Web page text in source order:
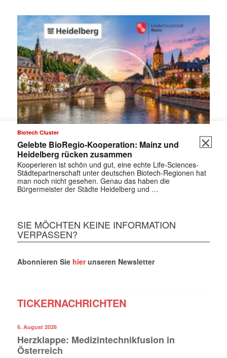
Biotech Cluster
Gelebte BioRegio-Kooperation: Mainz und
Heidelberg rücken zusammen
Kooperieren ist schön und gut, eine echte Life-Sciences-
Städtepartnerschaft unter deutschen Biotech-Regionen hat
man noch nicht gesehen. Genau das haben die
Bürgermeister der Städte Heidelberg und …
SIE MÖCHTEN KEINE INFORMATION
VERPASSEN?
Abonnieren Sie hierunseren Newsletter
TICKERNACHRICHTEN
6. August 2026
Herzklappe: Medizintechnikfusion in
Österreich